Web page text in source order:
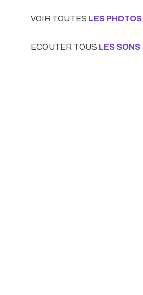
VOIR TOUTES LES PHOTOS
ECOUTER TOUS LES SONS